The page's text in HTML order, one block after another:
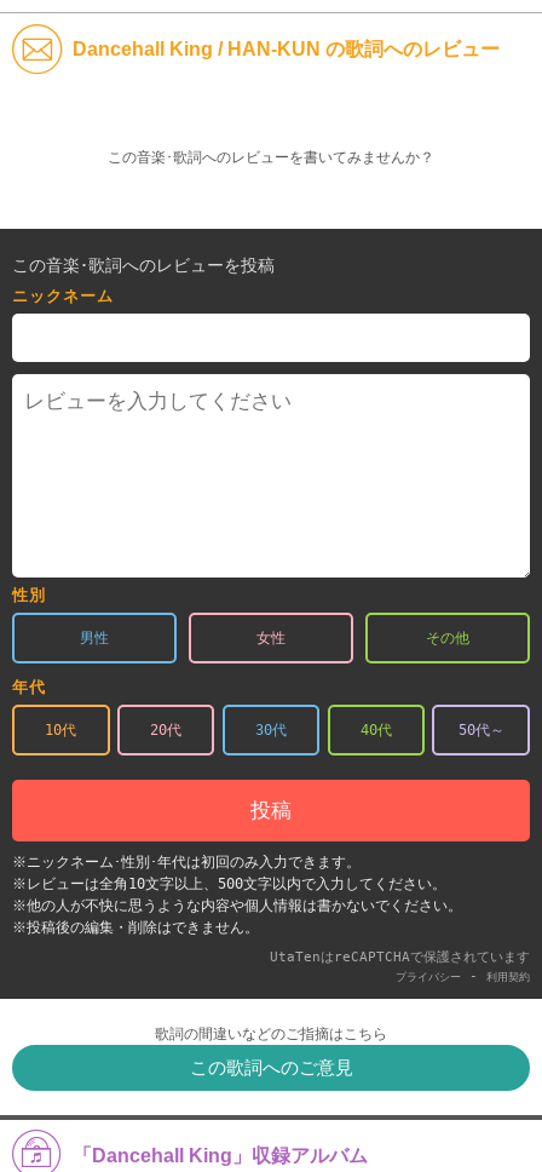
Dancehall King / HAN-KUN の歌詞へのレビュー
この音楽･歌詞へのレビューを書いてみませんか？
この音楽･歌詞へのレビューを投稿
ニックネーム
性別
男性 女性 その他
年代
10代 20代 30代 40代 50代～
投稿
※ニックネーム･性別･年代は初回のみ入力できます。
※レビューは全角10文字以上、500文字以内で入力してください。
※他の人が不快に思うような内容や個人情報は書かないでください。
※投稿後の編集・削除はできません。
UtaTenはreCAPTCHAで保護されています
プライバシー - 利用契約
歌詞の間違いなどのご指摘はこちら
この歌詞へのご意見
「Dancehall King」収録アルバム